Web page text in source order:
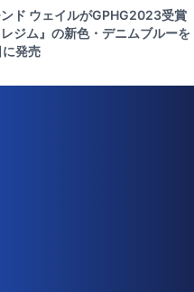
ド ウェイルがGPHG2023受賞
ジム』の新色・デニムブルーを
発売